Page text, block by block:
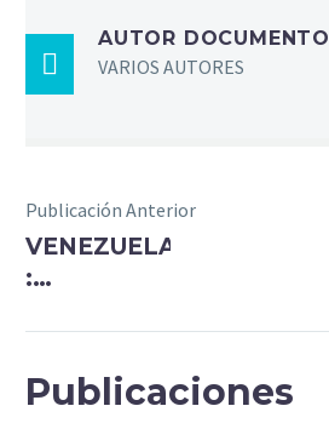
AUTOR DOCUMENTO
VARIOS AUTORES
Publicación Anterior
VENEZUELA
:
RADIOFÓNICO
FE Y
ALEGRÍA
Publicaciones